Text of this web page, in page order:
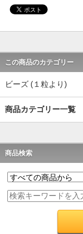
この商品のカテゴリー
ビーズ (１粒より)
商品カテゴリー一覧
商品検索